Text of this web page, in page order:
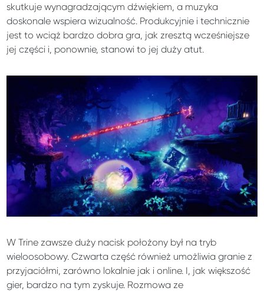
skutkuje wynagradzającym dźwiękiem, a muzyka
doskonale wspiera wizualność. Produkcyjnie i technicznie
jest to wciąż bardzo dobra gra, jak zresztą wcześniejsze
jej części i, ponownie, stanowi to jej duży atut.
W Trine zawsze duży nacisk położony był na tryb
wieloosobowy. Czwarta część również umożliwia granie z
przyjaciółmi, zarówno lokalnie jak i online. I, jak większość
gier, bardzo na tym zyskuje. Rozmowa ze